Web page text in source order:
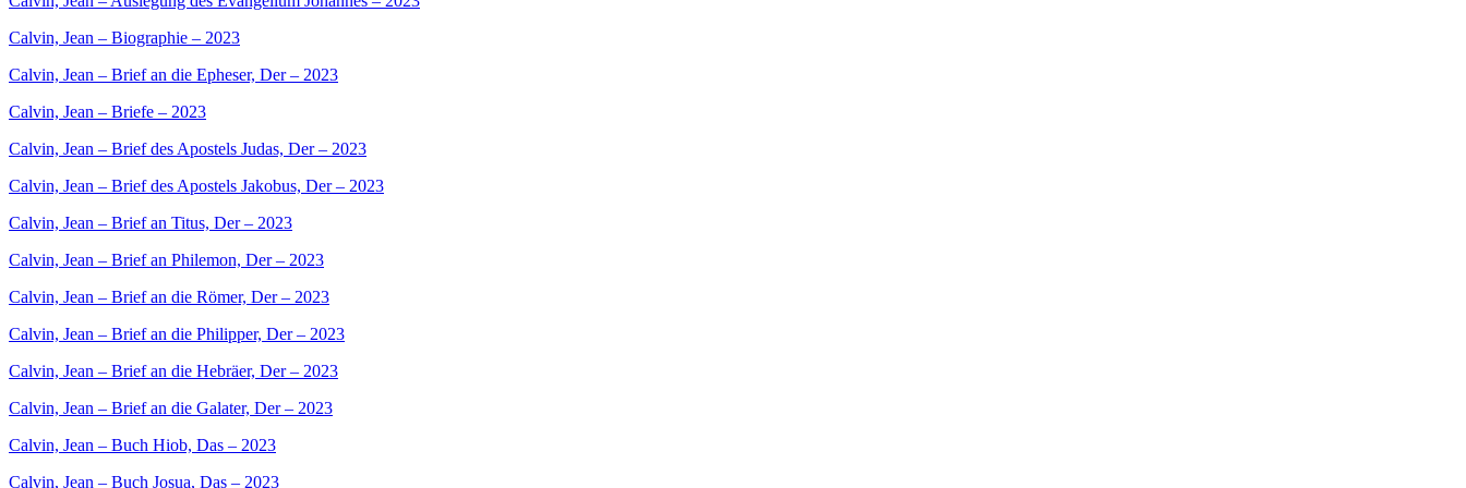
Calvin, Jean – Biographie – 2023
Calvin, Jean – Brief an die Epheser, Der – 2023
Calvin, Jean – Briefe – 2023
Calvin, Jean – Brief des Apostels Judas, Der – 2023
Calvin, Jean – Brief des Apostels Jakobus, Der – 2023
Calvin, Jean – Brief an Titus, Der – 2023
Calvin, Jean – Brief an Philemon, Der – 2023
Calvin, Jean – Brief an die Römer, Der – 2023
Calvin, Jean – Brief an die Philipper, Der – 2023
Calvin, Jean – Brief an die Hebräer, Der – 2023
Calvin, Jean – Brief an die Galater, Der – 2023
Calvin, Jean – Buch Hiob, Das – 2023
Calvin, Jean – Buch Josua, Das – 2023